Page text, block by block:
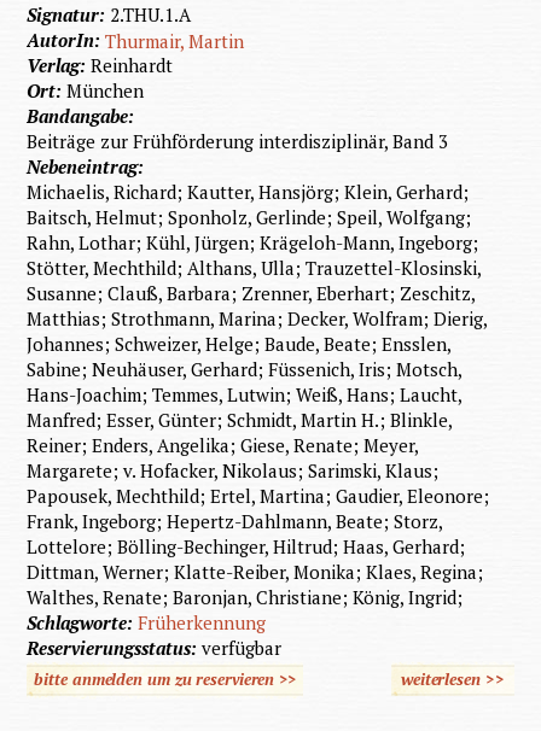
Signatur: 2.THU.1.A
AutorIn:Thurmair, Martin
Verlag:Reinhardt
Ort:München
Bandangabe:
Beiträge zur Frühförderung interdisziplinär, Band 3
Nebeneintrag:
Michaelis, Richard; Kautter, Hansjörg; Klein, Gerhard;
Baitsch, Helmut; Sponholz, Gerlinde; Speil, Wolfgang;
Rahn, Lothar; Kühl, Jürgen; Krägeloh-Mann, Ingeborg;
Stötter, Mechthild; Althans, Ulla; Trauzettel-Klosinski,
Susanne; Clauß, Barbara; Zrenner, Eberhart; Zeschitz,
Matthias; Strothmann, Marina; Decker, Wolfram; Dierig,
Johannes; Schweizer, Helge; Baude, Beate; Ensslen,
Sabine; Neuhäuser, Gerhard; Füssenich, Iris; Motsch,
Hans-Joachim; Temmes, Lutwin; Weiß, Hans; Laucht,
Manfred; Esser, Günter; Schmidt, Martin H.; Blinkle,
Reiner; Enders, Angelika; Giese, Renate; Meyer,
Margarete; v. Hofacker, Nikolaus; Sarimski, Klaus;
Papousek, Mechthild; Ertel, Martina; Gaudier, Eleonore;
Frank, Ingeborg; Hepertz-Dahlmann, Beate; Storz,
Lottelore; Bölling-Bechinger, Hiltrud; Haas, Gerhard;
Dittman, Werner; Klatte-Reiber, Monika; Klaes, Regina;
Walthes, Renate; Baronjan, Christiane; König, Ingrid;
Schlagworte:Früherkennung
Reservierungsstatus:verfügbar
bitte anmelden um zu reservieren >> weiterlesen>>